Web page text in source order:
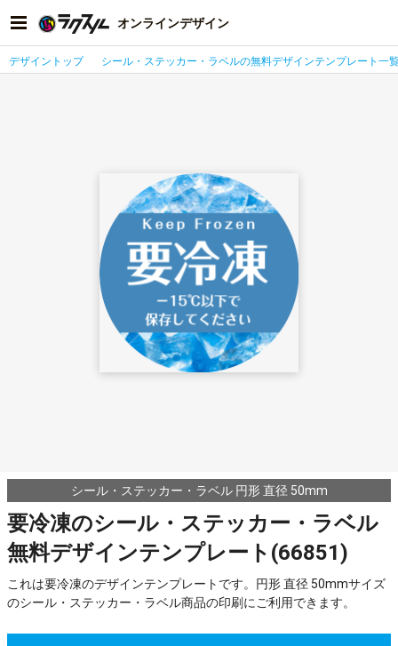
オンラインデザイン
デザイントップ シール・ステッカー・ラベルの無料デザインテンプレート一
シール・ステッカー・ラベル 円形 直径 50mm
要冷凍のシール・ステッカー・ラベル
無料デザインテンプレート(66851)
これは要冷凍のデザインテンプレートです。円形 直径 50mmサイズ
のシール・ステッカー・ラベル商品の印刷にご利用できます。